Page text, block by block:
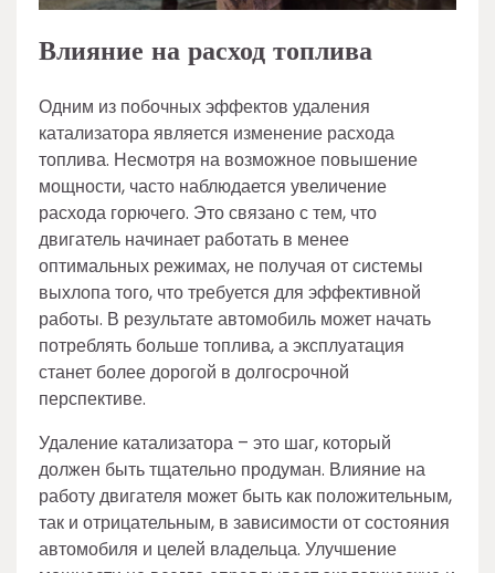
Влияние на расход топлива
Одним из побочных эффектов удаления
катализатора является изменение расхода
топлива. Несмотря на возможное повышение
мощности, часто наблюдается увеличение
расхода горючего. Это связано с тем, что
двигатель начинает работать в менее
оптимальных режимах, не получая от системы
выхлопа того, что требуется для эффективной
работы. В результате автомобиль может начать
потреблять больше топлива, а эксплуатация
станет более дорогой в долгосрочной
перспективе.
Удаление катализатора – это шаг, который
должен быть тщательно продуман. Влияние на
работу двигателя может быть как положительным,
так и отрицательным, в зависимости от состояния
автомобиля и целей владельца. Улучшение